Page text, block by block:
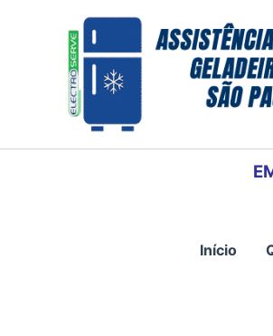
Início